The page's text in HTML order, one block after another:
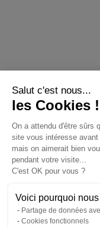
Salut c'est nous...
les Cookies !
On a attendu d'être sûrs
site vous intéresse avant
mais on aimerait bien
pendant votre visite...
C'est OK pour vous ?
Voici pourquoi
Partage de données
Cookies fonctionnels